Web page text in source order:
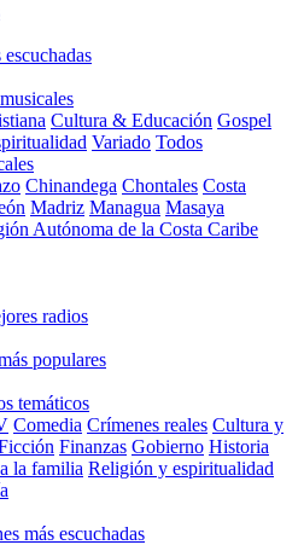
Cultura & Educación Gospel
Variado Todos
Chinandega Chontales Costa
Madriz Managua Masaya
Autónoma de la Costa Caribe
radios
populares
temáticos
Comedia Crímenes reales Cultura y
Finanzas Gobierno Historia
la familia Religión y espiritualidad
más escuchadas